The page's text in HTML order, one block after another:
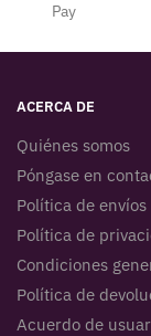
Pay
ACERCA DE
Quiénes somos
Póngase en
Política de envíos
Política de
Condiciones
Política de
Acuerdo de